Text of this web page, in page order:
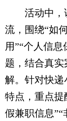
活动中，该
流，围绕“如
用”“个人信
题，结合真
解。针对快
特点，重点提
假兼职信息